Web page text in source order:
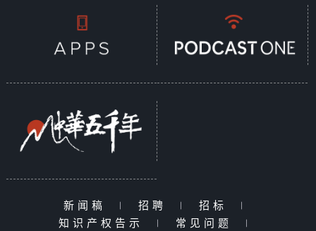
新闻稿 | 招聘 | 招标
|
知识产权告示
| 常见问题 |